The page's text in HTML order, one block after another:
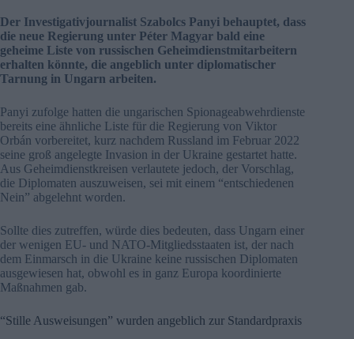
Der Investigativjournalist Szabolcs Panyi behauptet, dass
die neue Regierung unter Péter Magyar bald eine
geheime Liste von russischen Geheimdienstmitarbeitern
erhalten könnte, die angeblich unter diplomatischer
Tarnung in Ungarn arbeiten.
Panyi zufolge hatten die ungarischen Spionageabwehrdienste
bereits eine ähnliche Liste für die Regierung von Viktor
Orbán vorbereitet, kurz nachdem Russland im Februar 2022
seine groß angelegte Invasion in der Ukraine gestartet hatte.
Aus Geheimdienstkreisen verlautete jedoch, der Vorschlag,
die Diplomaten auszuweisen, sei mit einem “entschiedenen
Nein” abgelehnt worden.
Sollte dies zutreffen, würde dies bedeuten, dass Ungarn einer
der wenigen EU- und NATO-Mitgliedsstaaten ist, der nach
dem Einmarsch in die Ukraine keine russischen Diplomaten
ausgewiesen hat, obwohl es in ganz Europa koordinierte
Maßnahmen gab.
“Stille Ausweisungen” wurden angeblich zur Standardpraxis